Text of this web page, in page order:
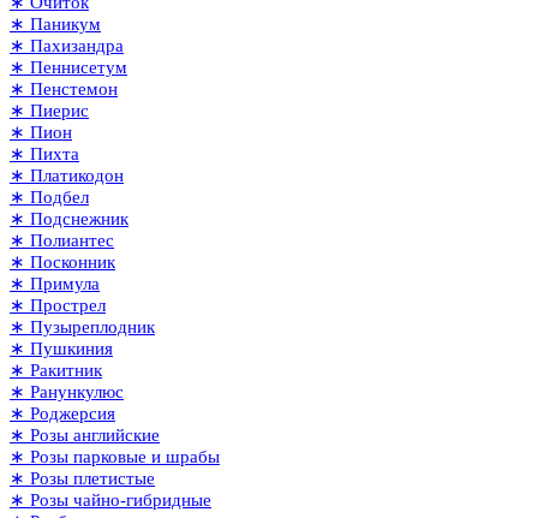
∗ Паникум
∗ Пахизандра
∗ Пеннисетум
∗ Пенстемон
∗ Пиерис
∗ Пион
∗ Пихта
∗ Платикодон
∗ Подбел
∗ Подснежник
∗ Полиантес
∗ Посконник
∗ Примула
∗ Прострел
∗ Пузыреплодник
∗ Пушкиния
∗ Ракитник
∗ Ранункулюс
∗ Роджерсия
∗ Розы английские
∗ Розы парковые и шрабы
∗ Розы плетистые
∗ Розы чайно-гибридные